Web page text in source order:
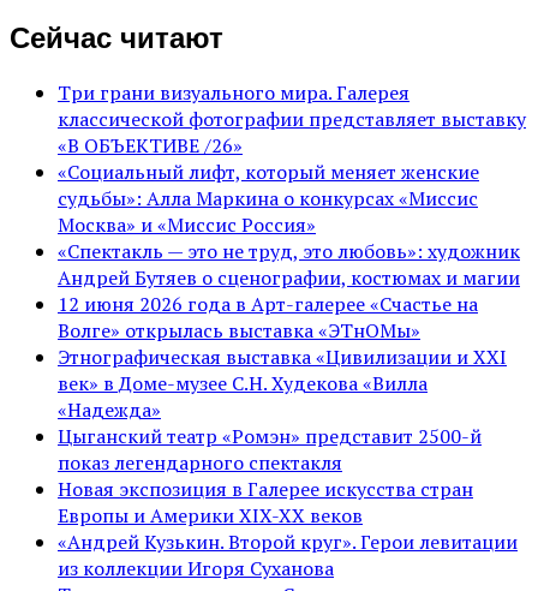
Сейчас читают
Три грани визуального мира. Галерея
классической фотографии представляет выставку
«В ОБЪЕКТИВЕ /26»
«Социальный лифт, который меняет женские
судьбы»: Алла Маркина о конкурсах «Миссис
Москва» и «Миссис Россия»
«Спектакль — это не труд, это любовь»: художник
Андрей Бутяев о сценографии, костюмах и магии
12 июня 2026 года в Арт-галерее «Счастье на
Волге» открылась выставка «ЭТнОМы»
Этнографическая выставка «Цивилизации и ХХI
век» в Доме-музее С.Н. Худекова «Вилла
«Надежда»
Цыганский театр «Ромэн» представит 2500-й
показ легендарного спектакля
Новая экспозиция в Галерее искусства стран
Европы и Америки XIX-XX веков
«Андрей Кузькин. Второй круг». Герои левитации
из коллекции Игоря Суханова